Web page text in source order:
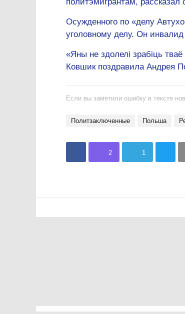
Осужденного по «делу
уголовному делу. Он инвалид
«Яны не здолелі зрабіць
Ковшик поздравила Андрея
Если вы заметили ошибку в тексте
политзаключенные Польша
2 1